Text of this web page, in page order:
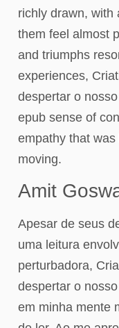
richly drawn, with
them feel almost
and triumphs
experiences,
despertar o
epub sense of
empathy that
moving.
Amit
Apesar de seus
uma leitura
perturbadora,
despertar o
em minha mente